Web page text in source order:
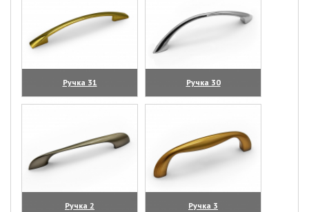
Ручка 31
(увеличить)
Ручка 30
(увеличить)
Ручка 2
Ручка 3